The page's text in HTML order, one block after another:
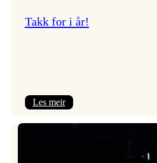
Takk for i år!
Les meir: